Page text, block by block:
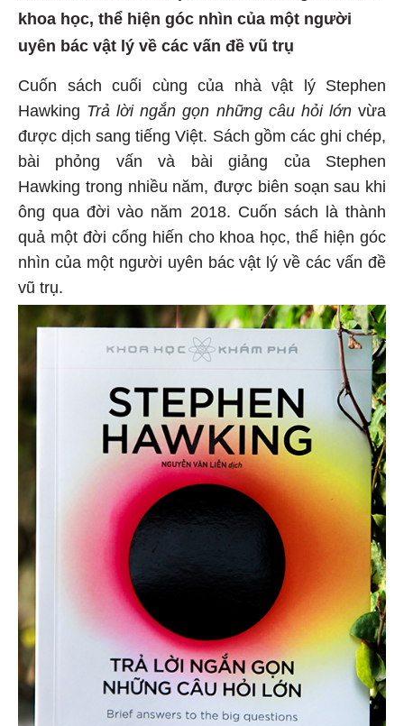
khoa học, thể hiện góc nhìn của một người
uyên bác vật lý về các vấn đề vũ trụ
Cuốn sách cuối cùng của nhà vật lý Stephen
Hawking Trả lời ngắn gọn những câu hỏi lớnvừa
được dịch sang tiếng Việt. Sách gồm các ghi chép,
bài phỏng vấn và bài giảng của Stephen
Hawking trong nhiều năm, được biên soạn sau khi
ông qua đời vào năm 2018. Cuốn sách là thành
quả một đời cống hiến cho khoa học, thể hiện góc
nhìn của một người uyên bác vật lý về các vấn đề
vũ trụ.